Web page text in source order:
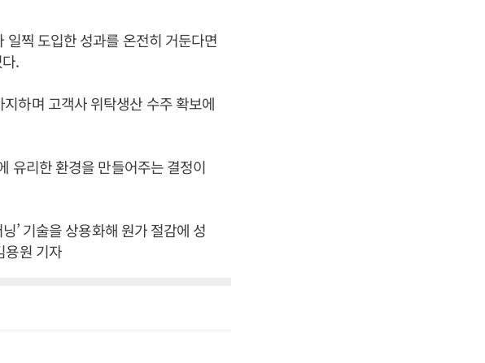
찍 도입한 성과를 온전히 거둔다면
.
하며 고객사 위탁생산 수주 확보에
유리한 환경을 만들어주는 결정이
’ 기술을 상용화해 원가 절감에 성
용원 기자